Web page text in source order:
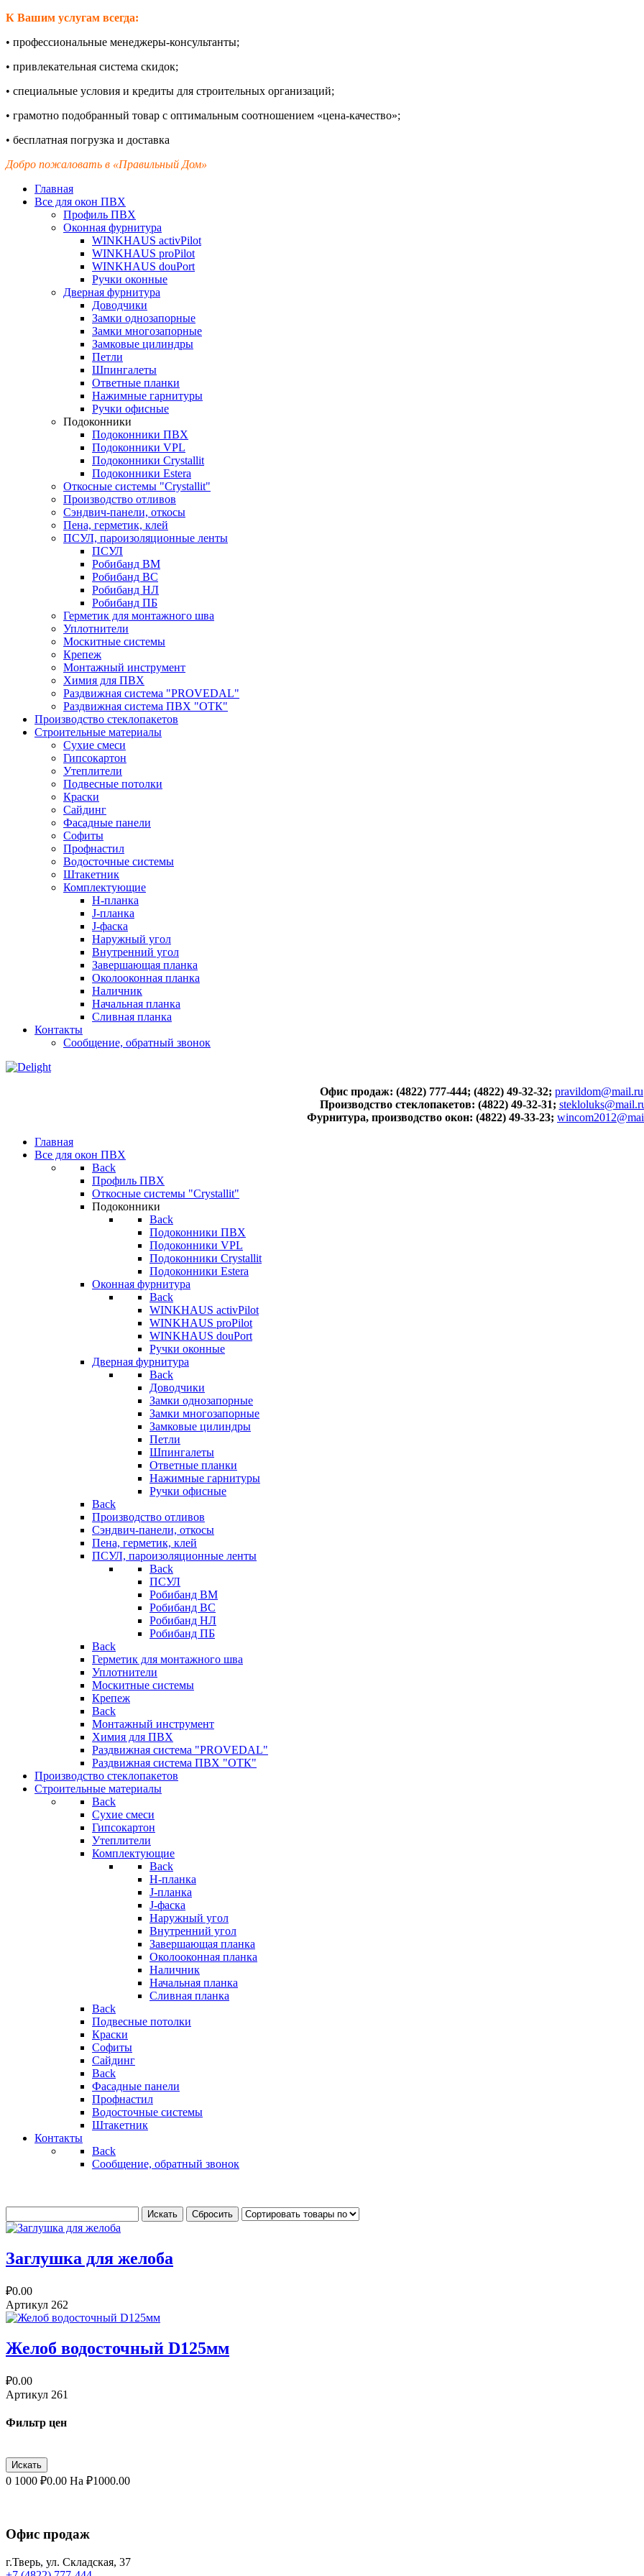
К Вашим услугам всегда:
• профессиональные менеджеры-консультанты;
• привлекательная система скидок;
• специальные условия и кредиты для строительных организаций;
• грамотно подобранный товар с оптимальным соотношением «цена-качество»;
• бесплатная погрузка и доставка
Добро пожаловать в «Правильный Дом»
Главная
Все для окон ПВХ
Профиль ПВХ
Оконная фурнитура
WINKHAUS activPilot
WINKHAUS proPilot
WINKHAUS douPort
Ручки оконные
Дверная фурнитура
Доводчики
Замки однозапорные
Замки многозапорные
Замковые цилиндры
Петли
Шпингалеты
Ответные планки
Нажимные гарнитуры
Ручки офисные
Подоконники
Подоконники ПВХ
Подоконники VPL
Подоконники Crystallit
Подоконники Estera
Откосные системы "Crystallit"
Производство отливов
Сэндвич-панели, откосы
Пена, герметик, клей
ПСУЛ, пароизоляционные ленты
ПСУЛ
Робибанд ВМ
Робибанд ВС
Робибанд НЛ
Робибанд ПБ
Герметик для монтажного шва
Уплотнители
Москитные системы
Крепеж
Монтажный инструмент
Химия для ПВХ
Раздвижная система "PROVEDAL"
Раздвижная система ПВХ "ОТК"
Производство стеклопакетов
Строительные материалы
Сухие смеси
Гипсокартон
Утеплители
Подвесные потолки
Краски
Сайдинг
Фасадные панели
Софиты
Профнастил
Водосточные системы
Штакетник
Комплектующие
H-планка
J-планка
J-фаска
Наружный угол
Внутренний угол
Завершающая планка
Околооконная планка
Наличник
Начальная планка
Сливная планка
Контакты
Сообщение, обратный звонок
Офис продаж: (4822) 777-444; (4822) 49-32-32; pravildom@mail.ru
Производство стеклопакетов: (4822) 49-32-31;
Фурнитура, производство окон: (4822) 49-33-23;
Главная
Все для окон ПВХ
Back
Профиль ПВХ
Откосные системы "Crystallit"
Подоконники
Back
Подоконники ПВХ
Подоконники VPL
Подоконники Crystallit
Подоконники Estera
Оконная фурнитура
Back
WINKHAUS activPilot
WINKHAUS proPilot
WINKHAUS douPort
Ручки оконные
Дверная фурнитура
Back
Доводчики
Замки однозапорные
Замки многозапорные
Замковые цилиндры
Петли
Шпингалеты
Ответные планки
Нажимные гарнитуры
Ручки офисные
Back
Производство отливов
Сэндвич-панели, откосы
Пена, герметик, клей
ПСУЛ, пароизоляционные ленты
Back
ПСУЛ
Робибанд ВМ
Робибанд ВС
Робибанд НЛ
Робибанд ПБ
Back
Герметик для монтажного шва
Уплотнители
Москитные системы
Крепеж
Back
Монтажный инструмент
Химия для ПВХ
Раздвижная система "PROVEDAL"
Раздвижная система ПВХ "ОТК"
Производство стеклопакетов
Строительные материалы
Back
Сухие смеси
Гипсокартон
Утеплители
Комплектующие
Back
H-планка
J-планка
J-фаска
Наружный угол
Внутренний угол
Завершающая планка
Околооконная планка
Наличник
Начальная планка
Сливная планка
Back
Подвесные потолки
Краски
Софиты
Сайдинг
Back
Фасадные панели
Профнастил
Водосточные системы
Штакетник
Контакты
Back
Сообщение, обратный звонок
Заглушка для желоба
₽0.00
Артикул 262
Желоб водосточный D125мм
₽0.00
Артикул 261
Фильтр цен
0 1000 ₽0.00 На ₽1000.00
Офис продаж
г.Тверь, ул. Складская, 37